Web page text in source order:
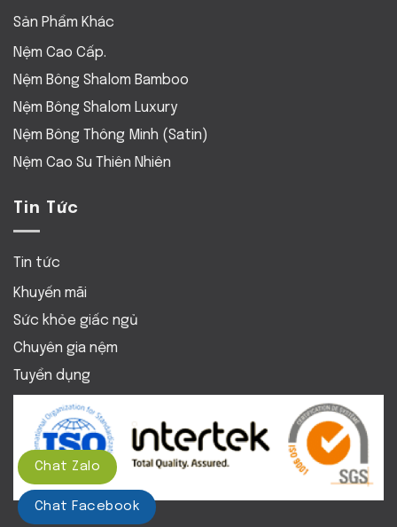
Sản Phẩm Khác
Nệm Cao Cấp.
Nệm Bông Shalom Bamboo
Nệm Bông Shalom Luxury
Nệm Bông Thông Minh (Satin)
Nệm Cao Su Thiên Nhiên
Tin Tức
Tin tức
Khuyến mãi
Sức khỏe giấc ngủ
Chuyên gia nệm
Tuyển dụng
Chat Zalo
Chat Facebook